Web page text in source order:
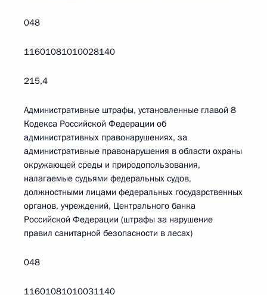
048
11601081010028140
215,4
Административные штрафы, установленные главой 8
Кодекса Российской Федерации об
административных правонарушениях, за
административные правонарушения в области охраны
окружающей среды и природопользования,
налагаемые судьями федеральных судов,
должностными лицами федеральных государственных
органов, учреждений, Центрального банка
Российской Федерации (штрафы за нарушение
правил санитарной безопасности в лесах)
048
11601081010031140